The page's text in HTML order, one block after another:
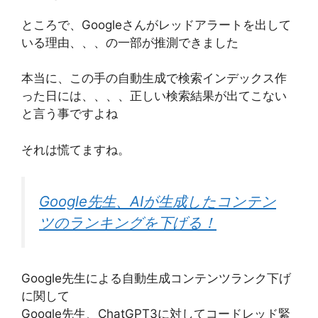
ところで、Googleさんがレッドアラートを出して
いる理由、、、の一部が推測できました
本当に、この手の自動生成で検索インデックス作
った日には、、、、正しい検索結果が出てこない
と言う事ですよね
それは慌てますね。
Google先生、AIが生成したコンテン
ツのランキングを下げる！
Google先生による自動生成コンテンツランク下げ
に関して
Google先生、ChatGPT3に対してコードレッド緊